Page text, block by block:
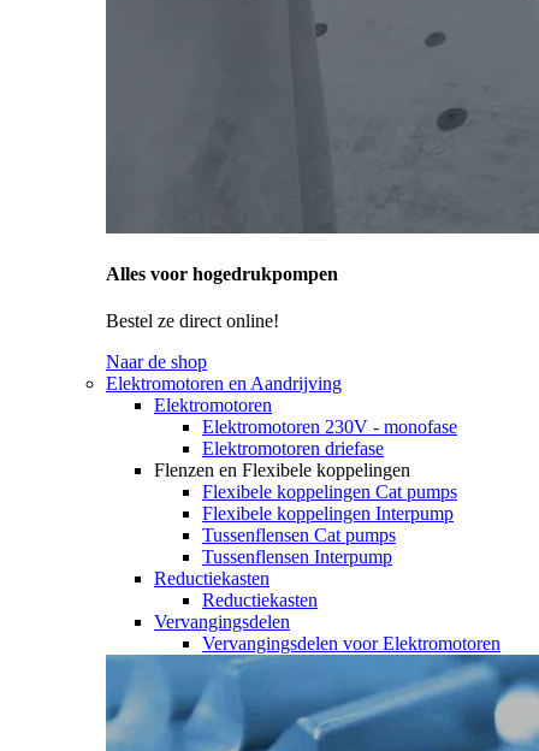
Alles voor hogedrukpompen
Bestel ze direct online!
Naar de shop
Elektromotoren en Aandrijving
Elektromotoren
Elektromotoren 230V - monofase
Elektromotoren driefase
Flenzen en Flexibele koppelingen
Flexibele koppelingen Cat pumps
Flexibele koppelingen Interpump
Tussenflensen Cat pumps
Tussenflensen Interpump
Reductiekasten
Reductiekasten
Vervangingsdelen
Vervangingsdelen voor Elektromotoren